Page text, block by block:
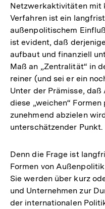
Netzwerkaktivitäten mit
Verfahren ist ein
außenpolitischem
ist evident, daß
aufbaut und finanziell
Maß an „Zentralität“ in
reiner (und sei er ein
Unter der Prämisse,
diese „weichen“
zunehmend abzielen
unterschätzender Punkt.
Denn die Frage ist
Formen von
Sie werden über kurz
und Unternehmen zur
der internationalen